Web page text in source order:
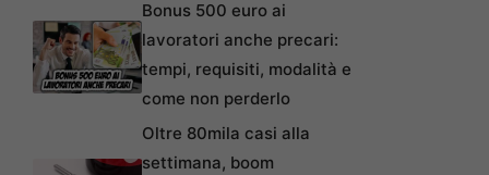
Bonus 500 euro ai
lavoratori anche precari:
tempi, requisiti, modalità e
come non perderlo
Oltre 80mila casi alla
settimana, boom